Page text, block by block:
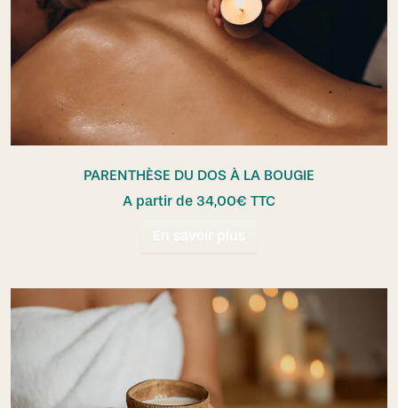
PARENTHÈSE DU DOS À LA BOUGIE
A partir de 34,00€ TTC
En savoir plus